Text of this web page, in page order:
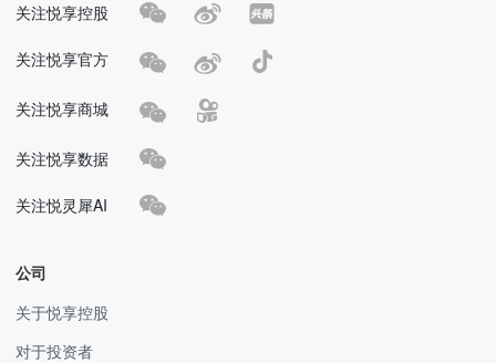
关注悦享控股
关注悦享官方
关注悦享商城
关注悦享数据
关注悦灵犀AI
公司
关于悦享控股
对于投资者